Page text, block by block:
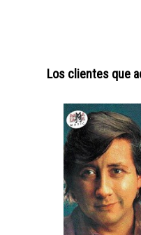
Los clientes que